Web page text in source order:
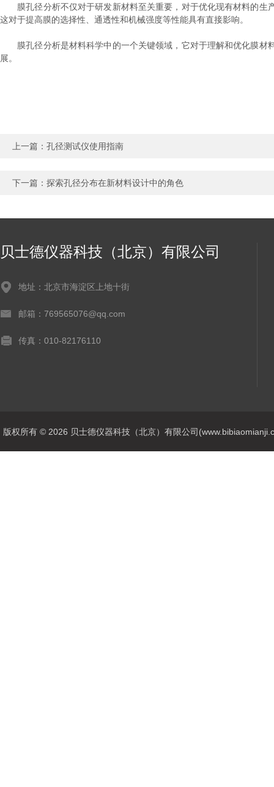
膜孔径分析不仅对于研发新材料至关重要，对于优化现有材料的生
这对于提高膜的选择性、通透性和机械强度等性能具有直接影响。
膜孔径分析是材料科学中的一个关键领域，它对于理解和优化膜材
展。
上一篇： 孔径测试仪使用指南
下一篇： 探索孔径分布在新材料设计中的角色
贝士德仪器科技（北京）有限公司
地址：北京市海淀区上地十街
邮箱：769565076@qq.com
传真：010-82176110
版权所有 © 2026 贝士德仪器科技（北京）有限公司